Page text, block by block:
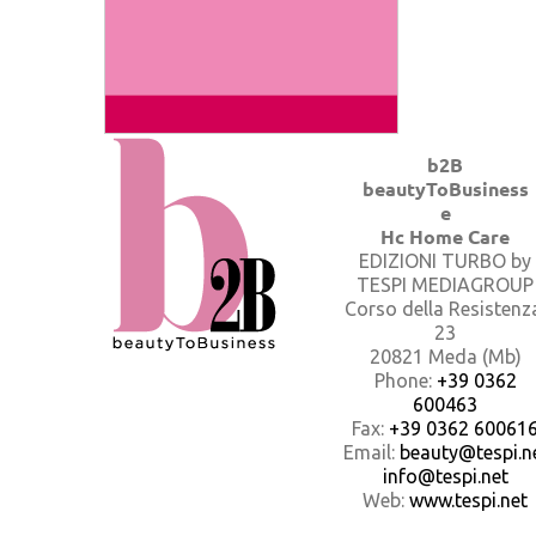
b2B
beautyToBusiness
e
Hc Home Care
EDIZIONI TURBO by
TESPI MEDIAGROUP
Corso della
23
20821 Meda (Mb)
Phone: +39 0362
600463
Fax: +39 0362
Email:
info@tespi.net
Web: www.tespi.net